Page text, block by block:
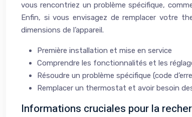
vous rencontriez un problème spécifique,
Enfin, si vous envisagez de remplacer votre
dimensions de l’appareil.
Première installation et mise en service
Comprendre les fonctionnalités et les
Résoudre un problème spécifique (code
Remplacer un thermostat et avoir besoin
Informations cruciales pour la